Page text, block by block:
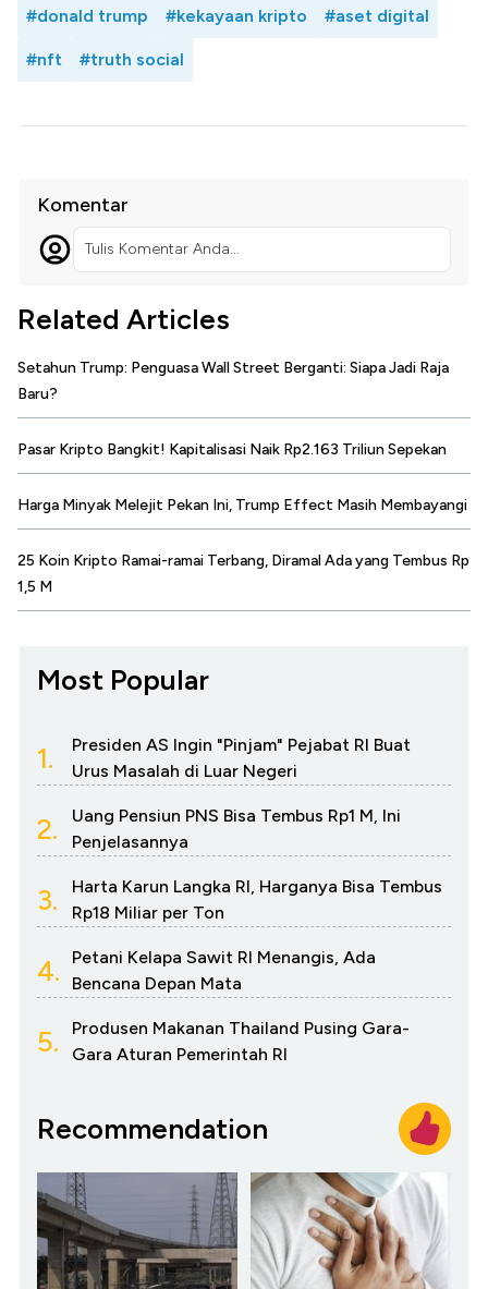
#donald trump #kekayaan kripto #aset digital
#nft #truth social
Komentar
Tulis Komentar Anda...
Related Articles
Setahun Trump: Penguasa Wall Street Berganti: Siapa Jadi Raja
Baru?
Pasar Kripto Bangkit! Kapitalisasi Naik Rp2.163 Triliun Sepekan
Harga Minyak Melejit Pekan Ini, Trump Effect Masih Membayangi
25 Koin Kripto Ramai-ramai Terbang, Diramal Ada yang Tembus Rp
1,5 M
Most Popular
1.
Presiden AS Ingin "Pinjam" Pejabat RI Buat
Urus Masalah di Luar Negeri
2.
Uang Pensiun PNS Bisa Tembus Rp1 M, Ini
Penjelasannya
3.
Harta Karun Langka RI, Harganya Bisa Tembus
Rp18 Miliar per Ton
4.
Petani Kelapa Sawit RI Menangis, Ada
Bencana Depan Mata
5.
Produsen Makanan Thailand Pusing Gara-
Gara Aturan Pemerintah RI
Recommendation